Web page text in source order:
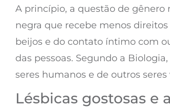
A princípio, a questão de
negra que recebe menos
beijos e do contato íntimo com
das pessoas. Segundo a
seres humanos e de outros seres
Lésbicas gostosas e